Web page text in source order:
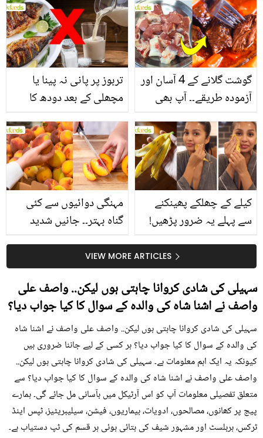
انگیز طبی فوائد
تربوز پر پانی نہ پینا یا
مچھلی کے بعد دودھ کا
سے متعلق غلط فہمیوں کی
حقیقت کیا ہے اور افواہ
کیا؟
گوشت گلانے کے 4 آسان اور
آزمودہ طریقے۔۔ آپ بھی
بتائے راز
مہنگی دوائیوں سے کئی
گناہ بہتر۔۔ جانیں شدید
کیوں کھانا چاہیے؟
کیلے کے چھلکے پھینکنے
سے پہلے یہ ضرور پڑھیں!
سستا اور قدرتی حلVIEW MORE ARTICLES
سہیلی کی شادی کروانا چاہتی ہوں لیکن.. واصف علی
واصف نے اشنا شاہ کی والدہ کے سوال کا کیا جواب دیا؟
سہیلی کی شادی کروانا چاہتی ہوں لیکن.. واصف علی واصف نے اشنا شاہ
کی والدہ کے سوال کا کیا جواب دیا؟ ہر کسی کے لیے جاننا ضروری ہیں
کیونکہ یہ ایک اہم معلومات ہے۔ سہیلی کی شادی کروانا چاہتی ہوں لیکن..
واصف علی واصف نے اشنا شاہ کی والدہ کے سوال کا کیا جواب دیا؟ سے
متعلق تفصیلی معلومات آپ کو اس آرٹیکل میں بآسانی مل جائے گی۔ ہمارے
پیج پر کھانوں، مصالحوں، ادویات، بیماریوں، فیشن، سیلیبریٹیز، ٹپس اینڈ
ٹرکس، ہربلسٹ اور مشہور شیف کی بتائی ہوئی ہر قسم کی ٹپ دستیاب ہے۔